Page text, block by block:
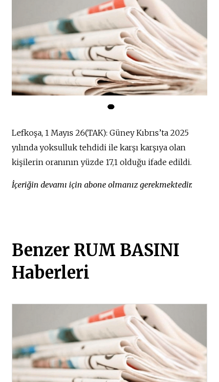
Lefkoşa, 1 Mayıs 26(TAK): Güney Kıbrıs’ta 2025
yılında yoksulluk tehdidi ile karşı karşıya olan
kişilerin oranının yüzde 17,1 olduğu ifade edildi.
İçeriğin devamı için abone olmanız gerekmektedir.
Benzer RUM BASINI
Haberleri